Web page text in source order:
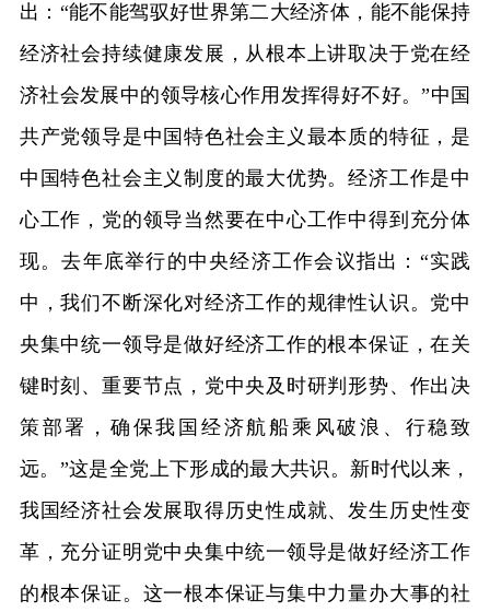
出：“能不能驾驭好世界第二大经济体，能不能保持
经济社会持续健康发展，从根本上讲取决于党在经
济社会发展中的领导核心作用发挥得好不好。”中国
共产党领导是中国特色社会主义最本质的特征，是
中国特色社会主义制度的最大优势。经济工作是中
心工作，党的领导当然要在中心工作中得到充分体
现。去年底举行的中央经济工作会议指出：“实践
中，我们不断深化对经济工作的规律性认识。党中
央集中统一领导是做好经济工作的根本保证，在关
键时刻、重要节点，党中央及时研判形势、作出决
策部署，确保我国经济航船乘风破浪、行稳致
远。”这是全党上下形成的最大共识。新时代以来，
我国经济社会发展取得历史性成就、发生历史性变
革，充分证明党中央集中统一领导是做好经济工作
的根本保证。这一根本保证与集中力量办大事的社